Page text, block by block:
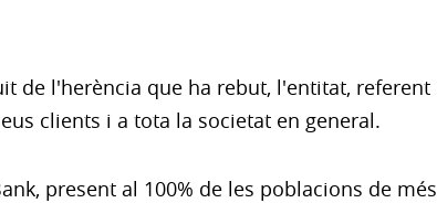
de l'herència que ha rebut, l'entitat, referent
clients i a tota la societat en general.
present al 100% de les poblacions de més